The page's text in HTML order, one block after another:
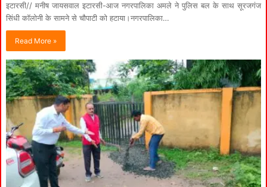
इटारसी// मनीष जायसवाल इटारसी-आज नगरपालिका अमले ने पुलिस बल के साथ सूरजगंज
सिंधी कॉलोनी के सामने से चौपाटी को हटाया।नगरपालिका…
Read More »